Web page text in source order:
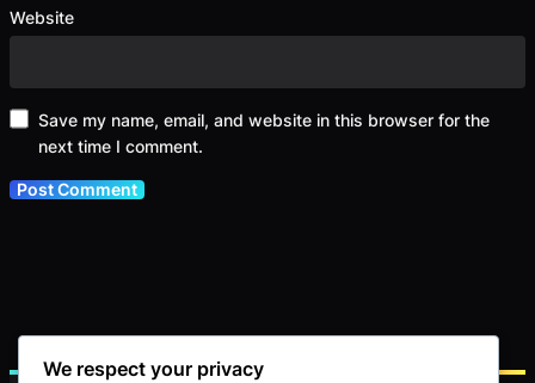
Website
Save my name, email, and website in this browser for the
next time I comment.
We respect your privacy